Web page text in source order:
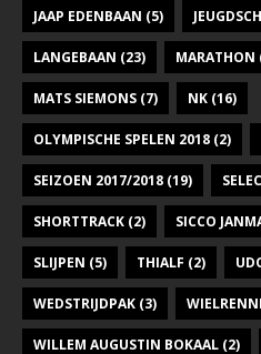
JAAP EDENBAAN (5)
LANGEBAAN (23) MARATHON
MATS SIEMONS (7) NK (16)
OLYMPISCHE SPELEN 2018 (2)
SEIZOEN 2017/2018 (19)
SHORTTRACK (2) SICCO
SLIJPEN (5) THIALF (2)
WEDSTRIJDPAK (3)
WILLEM AUGUSTIN BOKAAL (2)